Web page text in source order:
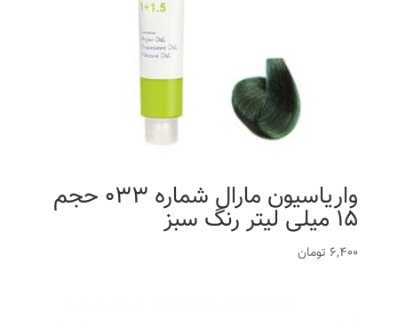
واریاسیون مارال شماره 033 حجم
15 میلی لیتر رنگ سبز
6,400 تومان